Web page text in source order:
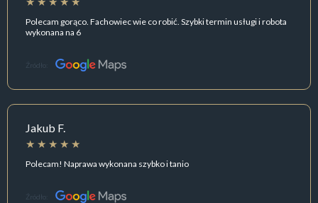
Polecam gorąco. Fachowiec wie co robić. Szybki termin usługi i robota
wykonana na 6
Źródło:
Jakub F.
Polecam! Naprawa wykonana szybko i tanio
Źródło: